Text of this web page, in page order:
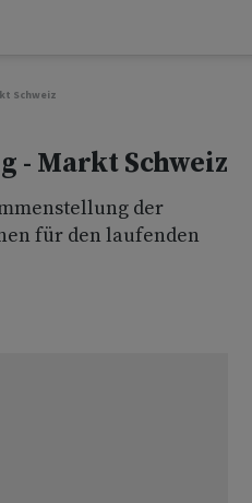
Schweiz
- Markt Schweiz
der
für den laufenden